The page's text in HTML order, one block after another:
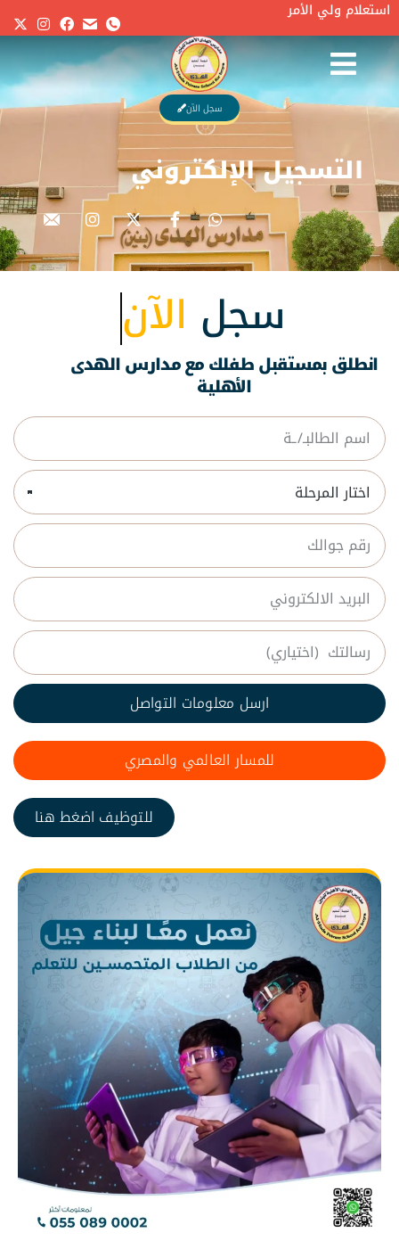
استعلام ولي الأمر
سجل الآن
أنت هنا: Home التسجيل ال�…
التسجيل الإلكتروني
سجل الآن
انطلق بمستقبل طفلك مع مدارس الهدى
الأهلية
ارسل معلومات التواصل
للمسار العالمي والمصري
للتوظيف اضغط هنا